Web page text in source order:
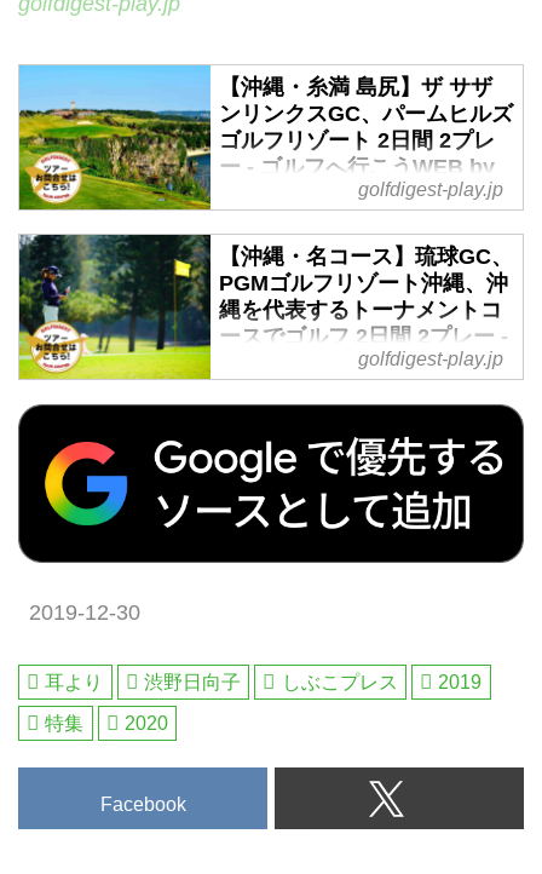
【沖縄・糸満 島尻】ザ サザ
ンリンクスGC、パームヒルズ
ゴルフリゾート 2日間 2プレ
ー - ゴルフへ行こうWEB by
ゴルフダイジェスト
2019年12月1日～2020年3月31日
羽田発着 2名様より受付 那覇空港
からも近い、沖縄本島の南にある
2コースを回る旅行です。広々と
したフラットなコースが続くパー
ムヒルズゴルフリゾートは、初心
ラブは、40メートルを超す断崖絶
壁の名物ホールなど、南海の大パ
ノラマコースです。毎日出発可能
11061 ザ・サザンリンクスGC＆
golfdigest-play.jp
【沖縄・名コース】琉球GC、
PGMゴルフリゾート沖縄、沖
縄を代表するトーナメントコ
ースでゴルフ 2日間 2プレー -
ゴルフへ行こうWEB by ゴル
日 羽田発着 3名様より受付那覇か
ら車で約60分の男子プロトーナメ
ントコース「PGMゴルフリゾー
修を手掛けた、東シナ海を見下ろ
ゴルフ場。沖縄を代表するトーナ
PGMGR沖縄2日間]
golfdigest-play.jp
2019-12-30
耳より 渋野日向子 しぶこプレス
2019
特集
2020
Facebook